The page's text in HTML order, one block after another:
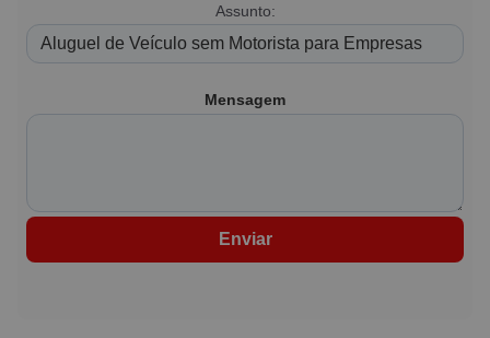
Assunto:
Mensagem
Enviar